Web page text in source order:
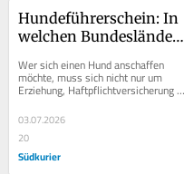
Hundeführerschein: In
welchen Bundesländern
braucht man ihn?
Wer sich einen Hund anschaffen
möchte, muss sich nicht nur um
Erziehung, Haftpflichtversicherung
und Anmeldung kümmern. Je nach
Bundesland kann auch...
03.07.2026
20
Südkurier